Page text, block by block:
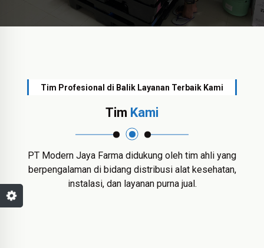
Tim Profesional di Balik Layanan Terbaik Kami
Tim Kami
PT Modern Jaya Farma didukung oleh tim ahli yang
berpengalaman di bidang distribusi alat kesehatan,
instalasi, dan layanan purna jual.